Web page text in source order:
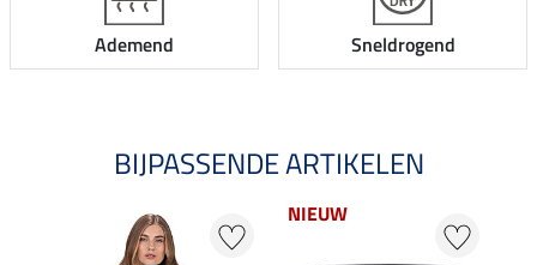
Ademend Sneldrogend
BIJPASSENDE ARTIKELEN
NIEUW